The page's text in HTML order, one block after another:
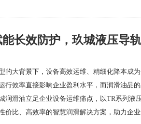
长效防护，玖城液压导
的大背景下，设备高效运维、精细化降本成
行效率直接影响企业盈利水平，而润滑油品
润滑油立足企业设备运维痛点，以TR系列液
价比、高效率的智慧润滑解决方案，助力企业